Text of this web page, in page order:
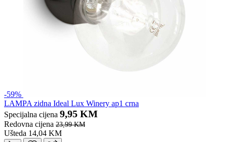
-59%
LAMPA zidna Ideal Lux Winery ap1 crna
Specijalna cijena 9,95 KM
Redovna cijena 23,99 KM
Ušteda 14,04 KM